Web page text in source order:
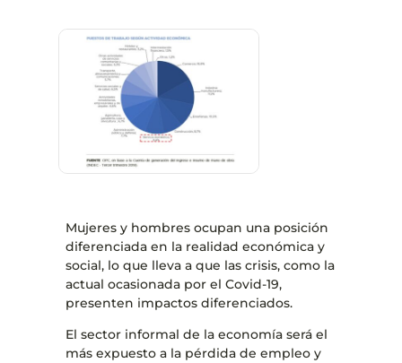
Mujeres y hombres ocupan una posición
diferenciada en la realidad económica y
social, lo que lleva a que las crisis, como la
actual ocasionada por el Covid-19,
presenten impactos diferenciados.
El sector informal de la economía será el
más expuesto a la pérdida de empleo y